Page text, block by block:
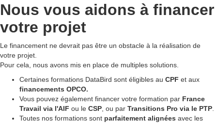
Nous vous aidons à financer
votre projet
Le financement ne devrait pas être un obstacle à la réalisation de
votre projet.
Pour cela, nous avons mis en place de multiples solutions.
Certaines formations DataBird sont éligibles au CPF et aux
financements OPCO.
Vous pouvez également financer votre formation par France
Travail via l'AIF ou le CSP , ou par Transitions Pro via le PTP
Toutes nos formations sont parfaitement alignées avec les